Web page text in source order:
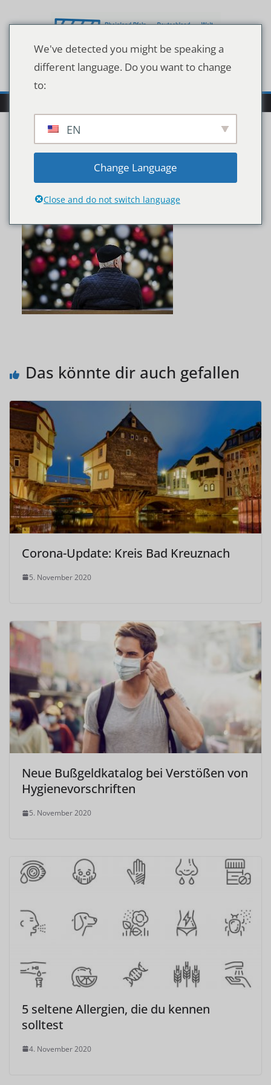
Inhalt
imago95787976h
Das könnte dir auch gefallen
Corona-Update: Kreis Bad Kreuznach
5. November 2020
Neue Bußgeldkatalog bei Verstößen von
Hygienevorschriften
5. November 2020
5 seltene Allergien, die du kennen
solltest
4. November 2020
We've detected you might be speaking a
different language. Do you want to change
to:
EN
Change Language
Close and do not switch language